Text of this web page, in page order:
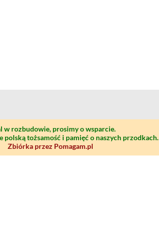
w rozbudowie, prosimy o wsparcie.
polską tożsamość i pamięć o naszych przodkach.
Zbiórka przez Pomagam.pl